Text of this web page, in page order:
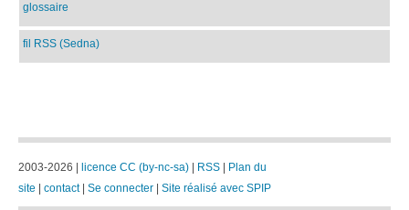
glossaire
fil RSS (Sedna)
2003-2026 | licence CC (by-nc-sa) RSS
Plan du
site
contact| Se connecter Site réalisé avec SPIP